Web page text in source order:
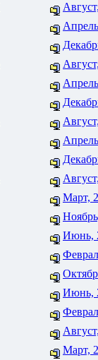
Март,
Июнь,
Июнь,
Март,